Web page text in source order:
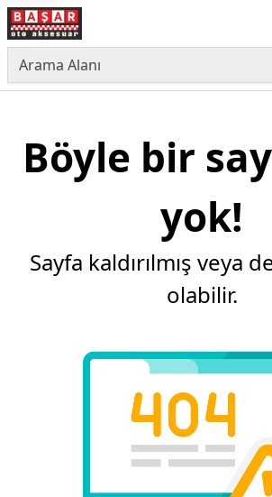
Böyle bir
yok!
Sayfa kaldırılmış veya
olabilir.